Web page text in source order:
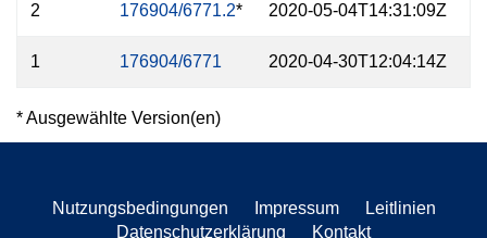
2 176904/6771.2* 2020-05-04T14:31:09Z
1 176904/6771 2020-04-30T12:04:14Z
* Ausgewählte Version(en)
Nutzungsbedingungen Impressum
Leitlinien
Datenschutzerklärung
Kontakt